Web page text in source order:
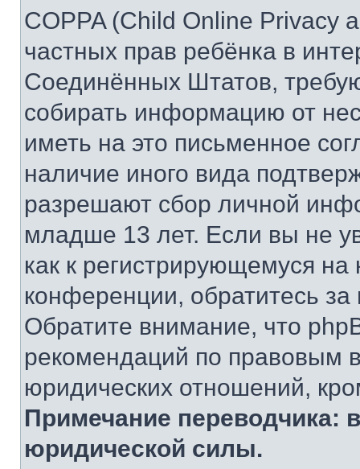
COPPA (Child Online Privacy
частных прав ребёнка в
Соединённых Штатов,
собирать информацию от
иметь на это письменное
наличие иного вида
разрешают сбор личной
младше 13 лет. Если вы не
как к регистрирующемуся
конференции, обратитесь
Обратите внимание, что
рекомендаций по правовым
юридических отношений,
Примечание переводчика:
юридической силы.